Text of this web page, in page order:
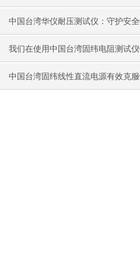
中国台湾华仪耐压测试仪：守护安全
的关键工具
我们在使用中国台湾固纬电阻测试仪
时都需要注意些什么？
中国台湾固纬线性直流电源有效克服